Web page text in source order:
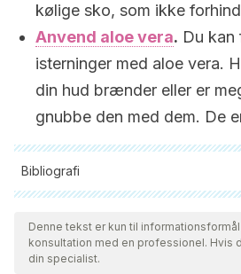
kølige sko, som ikke
Anvend aloe vera. Du kan
isterninger med aloe vera.
din hud brænder eller er
gnubbe den med dem. De
Bibliografi
Alle citerede kilder blev grundigt
for at sikre deres kvalitet,
Bibliografien i denne artikel blev
Denne tekst er kun til
konsultation med en professionel. Hvis
din specialist.